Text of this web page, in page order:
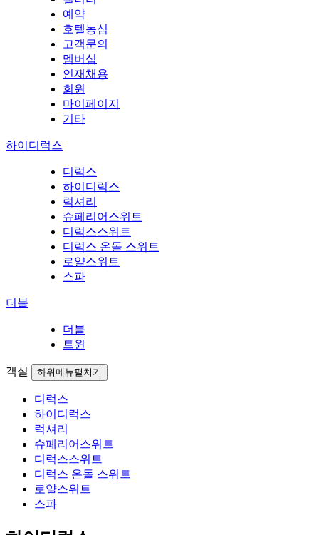
예약
호텔농심
고객문의
멤버십
인재채용
회원
마이페이지
기타
하이디럭스
디럭스
하이디럭스
럭셔리
슈페리어스위트
디럭스스위트
디럭스 온돌 스위트
로얄스위트
스파
더블
더블
트윈
객실 하위메뉴펼치기
디럭스
하이디럭스
럭셔리
슈페리어스위트
디럭스스위트
디럭스 온돌 스위트
로얄스위트
스파